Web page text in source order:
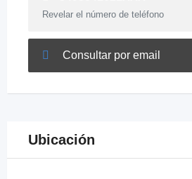
Revelar el número de teléfono
Consultar por email
Ubicación